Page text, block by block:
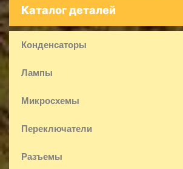
Каталог деталей
Конденсаторы
Лампы
Микросхемы
Переключатели
Разъемы